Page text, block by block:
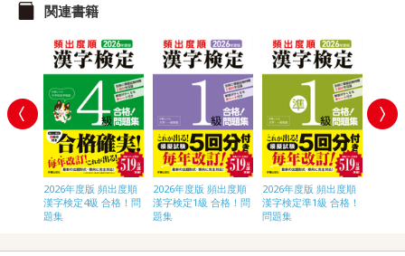
関連書籍
2026年度版 頻出度順
漢字検定4級 合格！問
題集
2026年度版 頻出度順
漢字検定1級 合格！問
題集
2026年度版 頻出度順
漢字検定準1級 合格！
問題集